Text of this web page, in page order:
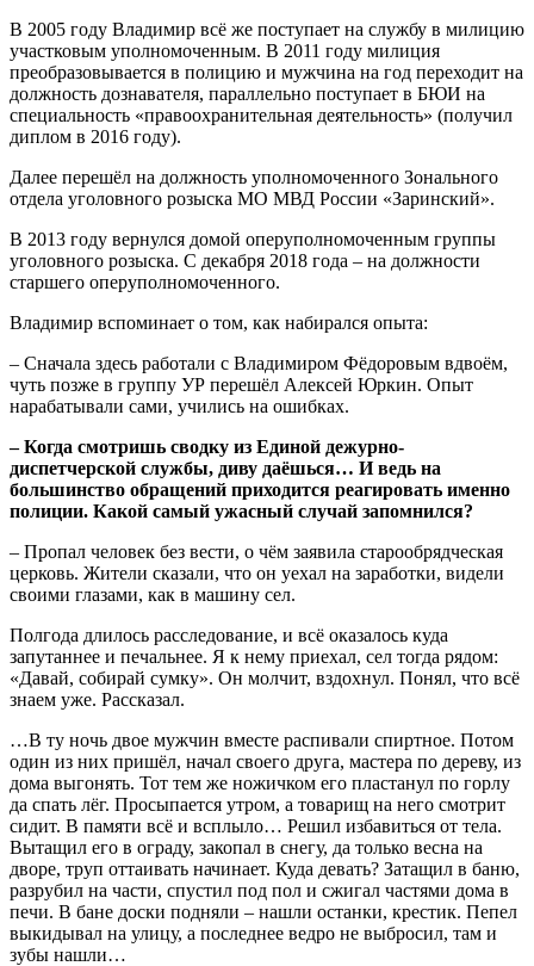
В 2005 году Владимир всё же поступает на службу в милицию
участковым уполномоченным. В 2011 году милиция
преобразовывается в полицию и мужчина на год переходит на
должность дознавателя, параллельно поступает в БЮИ на
специальность «правоохранительная деятельность» (получил
диплом в 2016 году).
Далее перешёл на должность уполномоченного Зонального
отдела уголовного розыска МО МВД России «Заринский».
В 2013 году вернулся домой оперуполномоченным группы
уголовного розыска. С декабря 2018 года – на должности
старшего оперуполномоченного.
Владимир вспоминает о том, как набирался опыта:
– Сначала здесь работали с Владимиром Фёдоровым вдвоём,
чуть позже в группу УР перешёл Алексей Юркин. Опыт
нарабатывали сами, учились на ошибках.
– Когда смотришь сводку из Единой дежурно-
диспетчерской службы, диву даёшься… И ведь на
большинство обращений приходится реагировать именно
полиции. Какой самый ужасный случай запомнился?
– Пропал человек без вести, о чём заявила старообрядческая
церковь. Жители сказали, что он уехал на заработки, видели
своими глазами, как в машину сел.
Полгода длилось расследование, и всё оказалось куда
запутаннее и печальнее. Я к нему приехал, сел тогда рядом:
«Давай, собирай сумку». Он молчит, вздохнул. Понял, что всё
знаем уже. Рассказал.
…В ту ночь двое мужчин вместе распивали спиртное. Потом
один из них пришёл, начал своего друга, мастера по дереву, из
дома выгонять. Тот тем же ножичком его пластанул по горлу
да спать лёг. Просыпается утром, а товарищ на него смотрит
сидит. В памяти всё и всплыло… Решил избавиться от тела.
Вытащил его в ограду, закопал в снегу, да только весна на
дворе, труп оттаивать начинает. Куда девать? Затащил в баню,
разрубил на части, спустил под пол и сжигал частями дома в
печи. В бане доски подняли – нашли останки, крестик. Пепел
выкидывал на улицу, а последнее ведро не выбросил, там и
зубы нашли…